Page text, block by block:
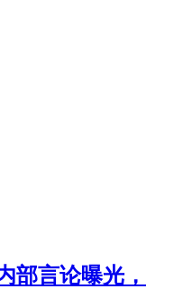
部言论曝光，